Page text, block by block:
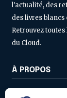
l'actualité, des
des livres
Retrouvez
du Cloud.
À PROPOS